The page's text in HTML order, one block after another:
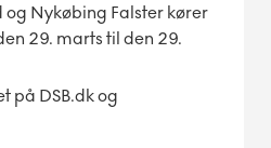
Nykøbing Falster kører
29. marts til den 29.
på DSB.dk og